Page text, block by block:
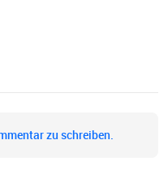
zu schreiben.